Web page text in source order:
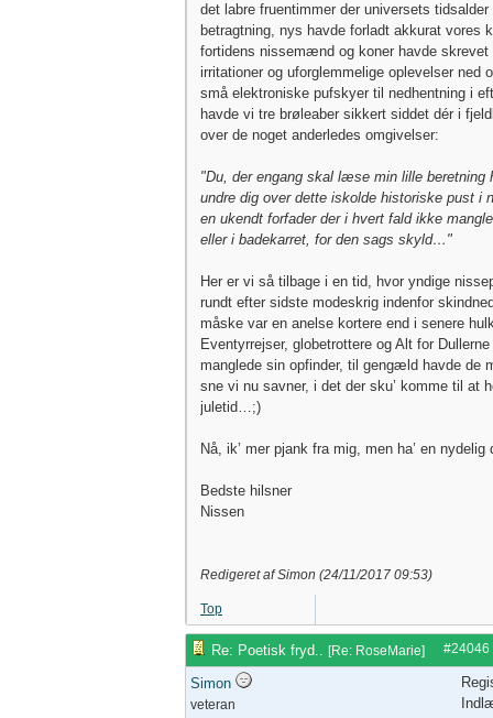
det labre fruentimmer der universets tidsalder
betragtning, nys havde forladt akkurat vores
fortidens nissemænd og koner havde skrevet
irritationer og uforglemmelige oplevelser ned
små elektroniske pufskyer til nedhentning i
havde vi tre brøleaber sikkert siddet dér i
over de noget anderledes omgivelser:
"Du, der engang skal læse min lille beretning
undre dig over dette iskolde historiske pust i
en ukendt forfader der i hvert fald ikke
eller i badekarret, for den sags skyld…"
Her er vi så tilbage i en tid, hvor yndige
rundt efter sidste modeskrig indenfor
måske var en anelse kortere end i senere
Eventyrrejser, globetrottere og Alt for Dullerne
manglede sin opfinder, til gengæld havde de
sne vi nu savner, i det der sku’ komme til at
juletid…;)
Nå, ik’ mer pjank fra mig, men ha’ en nydelig
Bedste hilsner
Nissen
Redigeret af Simon (24/11/2017 09:53)
Top
#24046
Re: Poetisk fryd.. [Re: RoseMarie]
Simon
veteran